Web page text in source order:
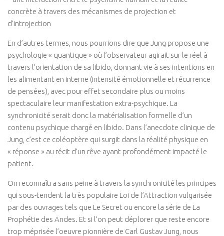
CONTACT
concrète à travers des mécanismes de projection et
d’introjection
En d’autres termes, nous pourrions dire que Jung propose une
psychologie « quantique » où l’observateur agirait sur le réel à
travers l’orientation de sa libido, donnant vie à ses intentions en
les alimentant en interne (intensité émotionnelle et récurrence
de pensées), avec pour effet secondaire plus ou moins
spectaculaire leur manifestation extra-psychique. La
synchronicité serait donc la matérialisation formelle d’un
contenu psychique chargé en libido. Dans l’anecdote clinique de
Jung, c’est ce coléoptère qui surgit dans la réalité physique en
« réponse » au récit d’un rêve ayant profondément impacté le
patient.
On reconnaîtra sans peine à travers la synchronicité les principes
qui sous-tendent la très populaire Loi de l’Attraction vulgarisée
par des ouvrages tels que Le Secret ou encore la série de La
Prophétie des Andes. Et si l’on peut déplorer que reste encore
trop méprisée l’oeuvre pionnière de Carl Gustav Jung, nous